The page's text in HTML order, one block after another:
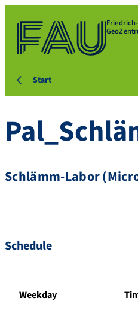
Start
Schlämm-Labor
Schedule
Weekday